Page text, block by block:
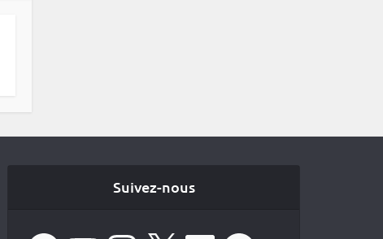
Suivez-nous
FacebookYouTube Instagram
X LinkedIn Spotify